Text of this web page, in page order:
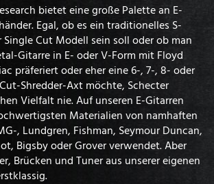
bietet eine große Palette an E-
Egal, ob es ein traditionelles S-
Single Cut Modell sein soll oder ob man
Gitarre in E- oder V-Form mit Floyd
präferiert oder eher eine 6-, 7-, 8- oder
Shredder-Axt möchte, Schecter
Vielfalt nie. Auf unseren E-Gitarren
Materialien von namhaften
, Lundgren, Fishman, Seymour Duncan,
Bigsby oder Grover verwendet. Aber
Brücken und Tuner aus unserer eigenen